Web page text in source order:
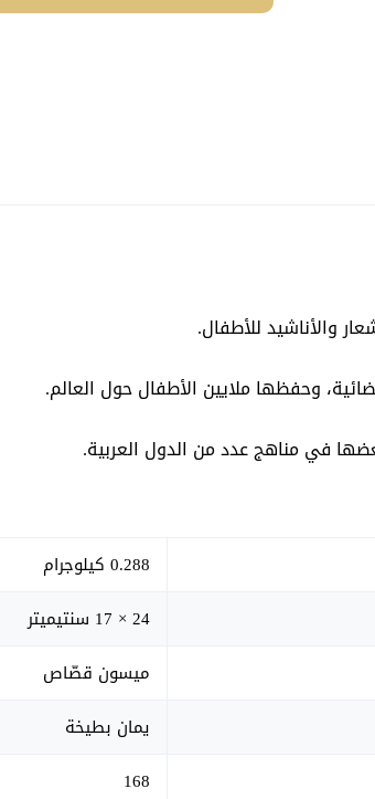
والأناشيد للأطفال.
وحفظها ملايين الأطفال حول العالم.
في مناهج عدد من الدول العربية.
0.288 كيلوجرام
24 × 17 سنتيميتر
ميسون قصّاص
يمان بطيخة
168